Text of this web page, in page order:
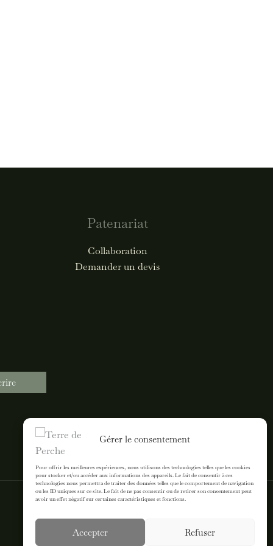
Gérer le consentement
Pour offrir les meilleures expériences, nous utilisons des technologies telles que les cookies
pour stocker et/ou accéder aux informations des appareils. Le fait de consentir à ces
technologies nous permettra de traiter des données telles que le comportement de navigation
ou les ID uniques sur ce site. Le fait de ne pas consentir ou de retirer son consentement peut
avoir un effet négatif sur certaines caractéristiques et fonctions.
Accepter Refuser
Patenariat
Collaboration
Demander un devis